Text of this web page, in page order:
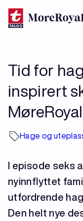
Hopp
Tid for
inspirert
MøreRoyal
Hage og
I episode seks
nyinnflyttet
utfordrende
Den helt nye